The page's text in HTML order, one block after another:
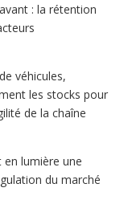
: la rétention
véhicules,
les stocks pour
de la chaîne
lumière une
du marché.